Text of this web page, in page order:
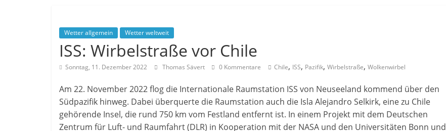
Wetter allgemein Wetter weltweit
ISS: Wirbelstraße vor Chile
Sonntag, 11. Dezember 2022 Thomas Sävert 0 Kommentare Chile, ISS, Pazifik, Wirbelstraße, Wolkenwirbel
Am 22. November 2022 flog die Internationale Raumstation ISS von Neuseeland kommend über den
Südpazifik hinweg. Dabei überquerte die Raumstation auch die Isla Alejandro Selkirk, eine zu Chile
gehörende Insel, die rund 750 km vom Festland entfernt ist. In einem Projekt mit dem Deutschen
Zentrum für Luft- und Raumfahrt (DLR) in Kooperation mit der NASA und den Universitäten Bonn und